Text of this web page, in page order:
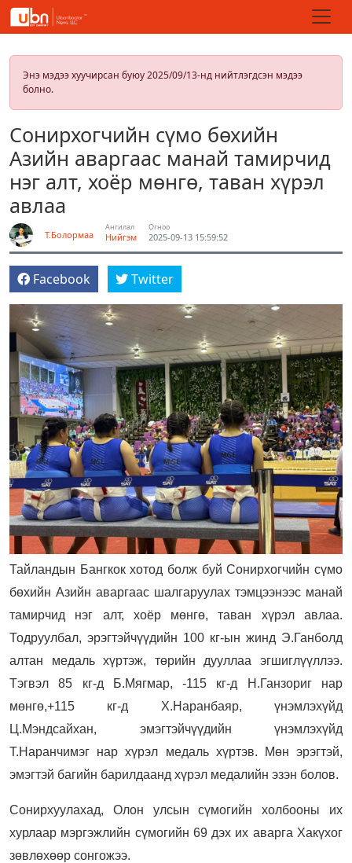
Энэ мэдээ хуучирсан буюу 2025/09/13-нд нийтлэгдсэн мэдээ
болно.
Сонирхогчийн сүмо бөхийн
Азийн аваргаас манай тамирчид
нэг алт, хоёр мөнгө, таван хүрэл
авлаа
Т.Болормаа
Ангилал
Нийгэм
Огноо
2025-09-13 15:59:52
Facebook Twitter
Тайландын Бангкок хотод болж буй Сонирхогчийн сүмо
бөхийн Азийн аваргаас шалгаруулах тэмцээнээс манай
тамирчид нэг алт, хоёр мөнгө, таван хүрэл авлаа.
Тодруулбал, эрэгтэйчүүдийн 100 кг-ын жинд Э.Ганболд
алтан медаль хүртэж, төрийн дууллаа эгшиглүүллээ.
Тэгвэл 85 кг-д Б.Мягмар, -115 кг-д Н.Ганзориг нар
мөнгө,+115 кг-д Х.Наранбаяр, үнэмлэхүйд
Ц.Мэндсайхан, эмэгтэйчүүдийн үнэмлэхүйд
Т.Наранчимэг нар хүрэл медаль хүртэв. Мөн эрэгтэй,
эмэгтэй багийн барилдаанд хүрэл медалийн эзэн болов.
Сонирхуулахад, Олон улсын сүмогийн холбооны их
хурлаар мэргэжлийн сүмогийн 69 дэх их аварга Хакүхог
зөвлөхөөр сонгожээ.